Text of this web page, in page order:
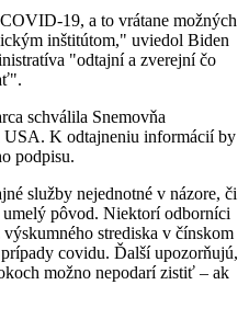
19, a to vrátane možných
inštitútom," uviedol Biden
"odtajní a zverejní čo
schválila Snemovňa
USA. K odtajneniu informácií by
podpisu.
služby nejednotné v názore, či
pôvod. Niektorí odborníci
strediska v čínskom
covidu. Ďalší upozorňujú,
možno nepodarí zistiť – ak